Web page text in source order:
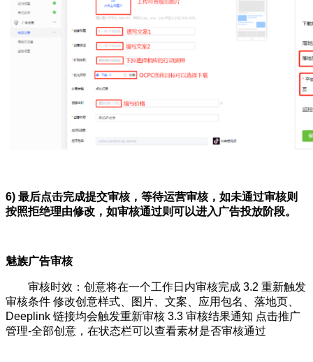
6) 最后点击完成提交审核，等待运营审核，如未通过审核则
按照拒绝理由修改，如审核通过则可以进入广告投放阶段。
魅族广告审核
审核时效：创意将在一个工作日内审核完成 3.2 重新触发
审核条件 修改创意样式、图片、文案、应用包名、落地页、
Deeplink 链接均会触发重新审核 3.3 审核结果通知 点击推广
管理-全部创意，在状态栏可以查看素材是否审核通过